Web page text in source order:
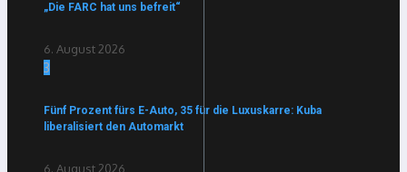
„Die FARC hat uns befreit“
6. August 2026
3
Fünf Prozent fürs E-Auto, 35 für die Luxuskarre: Kuba
liberalisiert den Automarkt
6. August 2026